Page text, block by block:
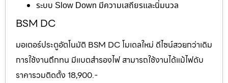
ระบบ Slow Down มีความเสถียรและนิ่มนวล
BSM DC
มอเตอร์ประตูอัตโนมัติ BSM DC โมเดลใหม่ ดีไซน์สวยกว่าเดิม
การใช้งานถึกทน มีแบตสำรองไฟ สามารถใช้งานได้แม้ไฟดับ
ราคารวมติดตั้ง 18,900.-